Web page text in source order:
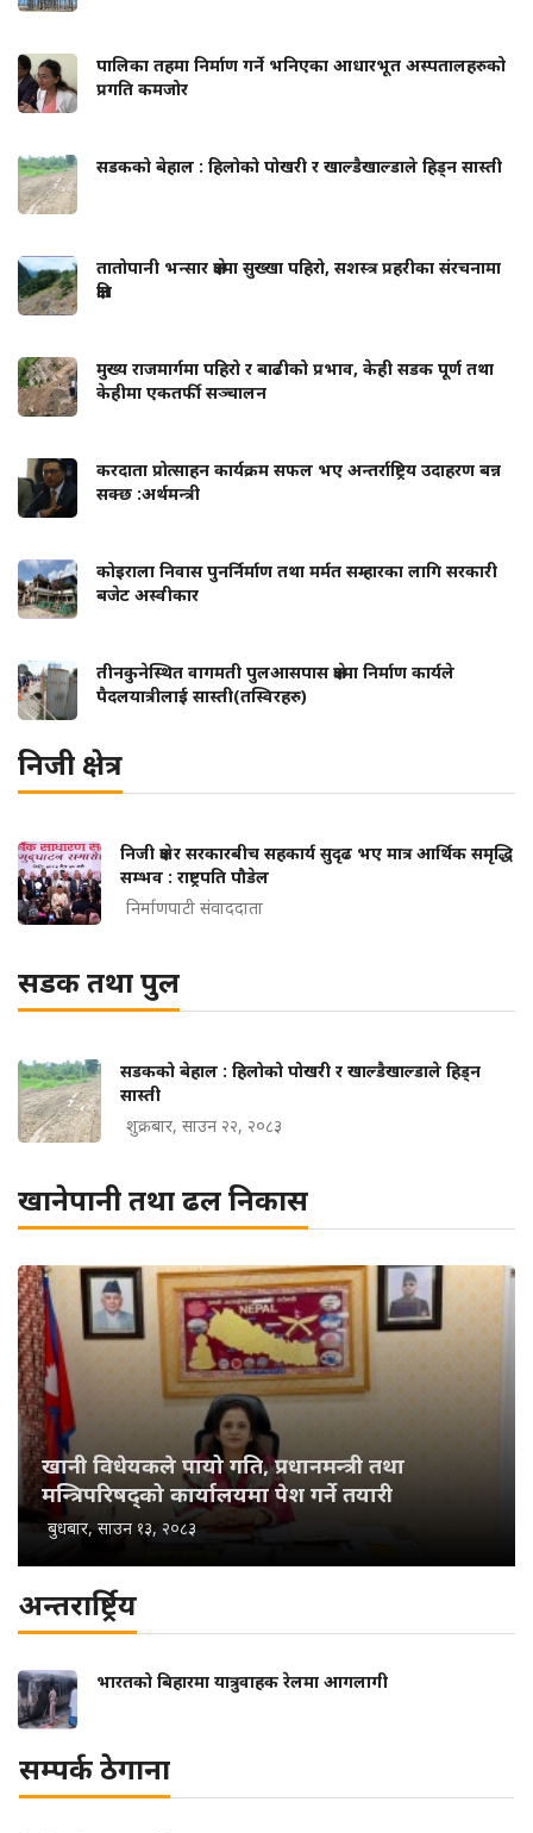
पालिका तहमा निर्माण गर्ने भनिएका आधारभूत अस्पतालहरुको
प्रगति कमजोर
सडकको बेहाल : हिलोको पोखरी र खाल्डैखाल्डाले हिड्न सास्ती
तातोपानी भन्सार क्षेत्रमा सुख्खा पहिरो, सशस्त्र प्रहरीका संरचनामा
क्षति
मुख्य राजमार्गमा पहिरो र बाढीको प्रभाव, केही सडक पूर्ण तथा
केहीमा एकतर्फी सञ्चालन
करदाता प्रोत्साहन कार्यक्रम सफल भए अन्तर्राष्ट्रिय उदाहरण बन्न
सक्छ :अर्थमन्त्री
कोइराला निवास पुनर्निर्माण तथा मर्मत सम्हारका लागि सरकारी
बजेट अस्वीकार
तीनकुनेस्थित वागमती पुलआसपास क्षेत्रमा निर्माण कार्यले
पैदलयात्रीलाई सास्ती(तस्विरहरु)
निजी क्षेत्र
निजी क्षेत्र र सरकारबीच सहकार्य सुदृढ भए मात्र आर्थिक समृद्धि
सम्भव : राष्ट्रपति पौडेल
निर्माणपाटी संवाददाता
सडक तथा पुल
सडकको बेहाल : हिलोको पोखरी र खाल्डैखाल्डाले हिड्न
सास्ती
शुक्रबार, साउन २२, २०८३
खानेपानी तथा ढल निकास
खानी विधेयकले पायो गति, प्रधानमन्त्री तथा
मन्त्रिपरिषद्को कार्यालयमा पेश गर्ने तयारी
बुधबार, साउन १३, २०८३
अन्तरार्ष्ट्रिय
भारतको बिहारमा यात्रुवाहक रेलमा आगलागी
सम्पर्क ठेगाना